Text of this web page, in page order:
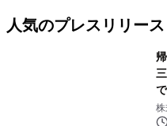
人気のプレスリリース
株